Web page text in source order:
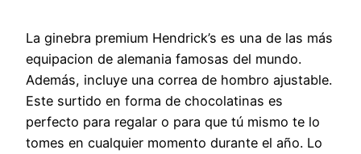
La ginebra premium Hendrick’s es una de las más
equipacion de alemania famosas del mundo.
Además, incluye una correa de hombro ajustable.
Este surtido en forma de chocolatinas es
perfecto para regalar o para que tú mismo te lo
tomes en cualquier momento durante el año. Lo